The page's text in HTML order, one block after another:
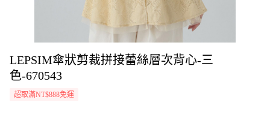
LEPSIM傘狀剪裁拼接蕾絲層次背心-三
色-670543
超取滿NT$888免運